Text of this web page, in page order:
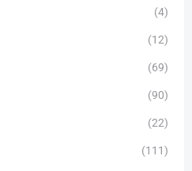
(4)
(12)
(69)
(90)
(22)
(111)